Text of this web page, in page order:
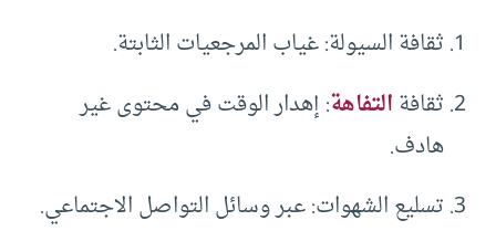
ثقافة السيولة: غياب المرجعيات الثابتة.
ثقافةالتفاهة: إهدار الوقت في محتوى غير
هادف.
تسليع الشهوات: عبر وسائل التواصل الاجتماعي.